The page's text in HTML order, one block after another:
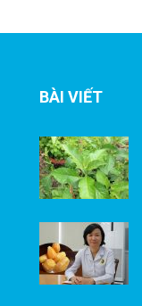
BÀI VIẾT